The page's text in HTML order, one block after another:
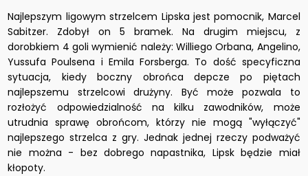
Najlepszym ligowym strzelcem Lipska jest pomocnik, Marcel
Sabitzer. Zdobył on 5 bramek. Na drugim miejscu, z
dorobkiem 4 goli wymienić należy: Williego Orbana, Angelino,
Yussufa Poulsena i Emila Forsberga. To dość specyficzna
sytuacja, kiedy boczny obrońca depcze po piętach
najlepszemu strzelcowi drużyny. Być może pozwala to
rozłożyć odpowiedzialność na kilku zawodników, może
utrudnia sprawę obrońcom, którzy nie mogą "wyłączyć"
najlepszego strzelca z gry. Jednak jednej rzeczy podważyć
nie można - bez dobrego napastnika, Lipsk będzie miał
kłopoty.